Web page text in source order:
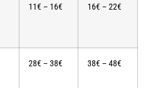
11€ – 16€ 16€ – 22€
28€ – 38€ 38€ – 48€